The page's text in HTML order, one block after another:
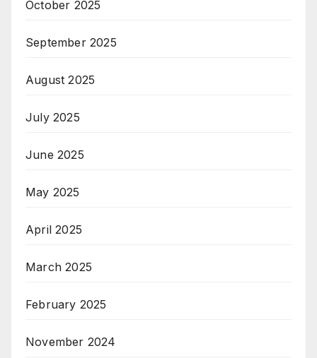
October 2025
September 2025
August 2025
July 2025
June 2025
May 2025
April 2025
March 2025
February 2025
November 2024